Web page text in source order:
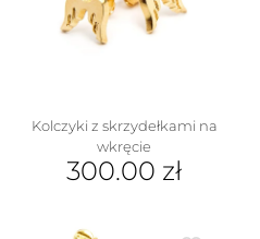
można
wybrać
Kolczyki z skrzydełkami na
wkręcie
300.00 zł